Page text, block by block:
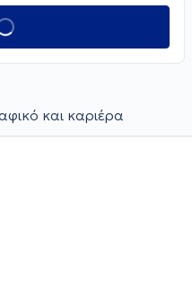
και καριέρα